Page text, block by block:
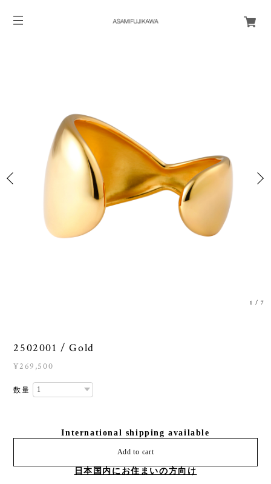
1 /7
2502001 / Gold
¥269,500
数量
International shipping available
Add to cart
日本国内にお住まいの方向け